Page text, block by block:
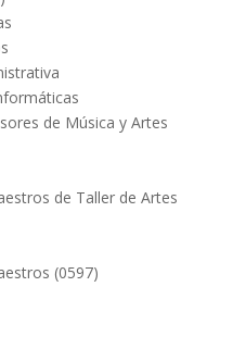
de Música y Artes
de Taller de Artes
(0597)